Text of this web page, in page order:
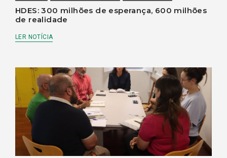
HDES: 300 milhões de esperança, 600 milhões
de realidade
LER NOTÍCIA